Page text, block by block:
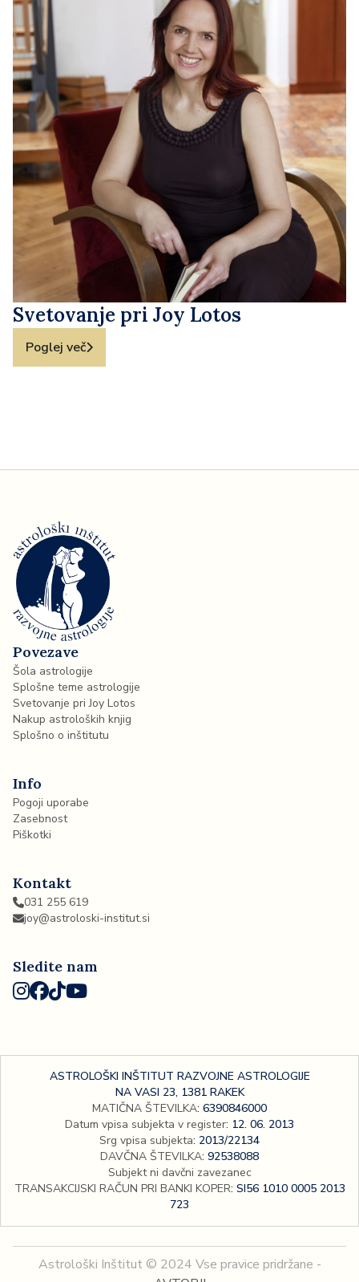
Svetovanje pri Joy Lotos
Poglej več
Povezave
Šola astrologije
Splošne teme astrologije
Svetovanje pri Joy Lotos
Nakup astroloških knjig
Splošno o inštitutu
Info
Pogoji uporabe
Zasebnost
Piškotki
Kontakt
031 255 619
joy@astroloski-institut.si
Sledite nam
ASTROLOŠKI INŠTITUT RAZVOJNE ASTROLOGIJE
NA VASI 23, 1381 RAKEK
MATIČNA ŠTEVILKA: 6390846000
Datum vpisa subjekta v register: 12. 06. 2013
Srg vpisa subjekta: 2013/22134
DAVČNA ŠTEVILKA: 92538088
Subjekt ni davčni zavezanec
TRANSAKCIJSKI RAČUN PRI BANKI KOPER: SI56 1010 0005 2013
723
Astrološki Inštitut © 2024 Vse pravice pridržane -